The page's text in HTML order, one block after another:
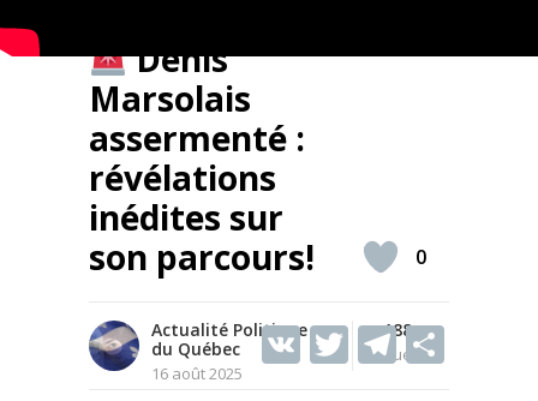
Denis
Marsolais
assermenté :
révélations
inédites sur
son parcours!
Actualité Politique
du Québec
16 août 2025
188
Vues
V T T
0